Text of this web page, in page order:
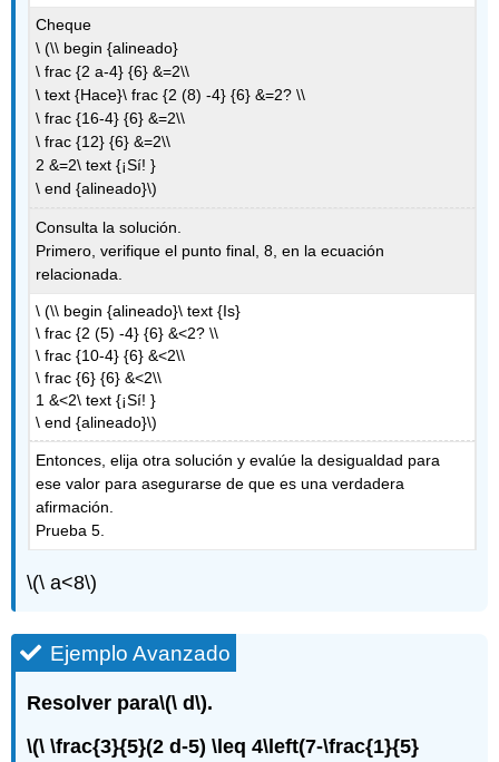
Cheque
\ (\\ begin {alineado}
\ frac {2 a-4} {6} &=2\\
\ text {Hace}\ frac {2 (8) -4} {6} &=2? \\
\ frac {16-4} {6} &=2\\
\ frac {12} {6} &=2\\
2 &=2\ text {¡Sí! }
\ end {alineado}\)
Consulta la solución.
Primero, verifique el punto final, 8, en la ecuación
relacionada.
\ (\\ begin {alineado}\ text {Is}
\ frac {2 (5) -4} {6} &<2? \\
\ frac {10-4} {6} &<2\\
\ frac {6} {6} &<2\\
1 &<2\ text {¡Sí! }
\ end {alineado}\)
Entonces, elija otra solución y evalúe la desigualdad para
ese valor para asegurarse de que es una verdadera
afirmación.
Prueba 5.
\(\ a<8\)
Ejemplo Avanzado
Resolver para\(\ d\).
\(\ \frac{3}{5}(2 d-5) \leq 4\left(7-\frac{1}{5}